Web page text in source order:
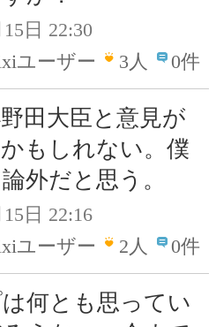
日 22:30
ユーザー
3人 0件
田大臣と意見が
もしれない。僕
外だと思う。
日 22:16
ユーザー
2人 0件
は何とも思ってい